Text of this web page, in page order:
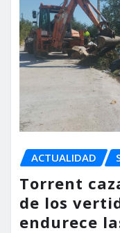
ACTUALIDAD
Torrent
de los
endurece